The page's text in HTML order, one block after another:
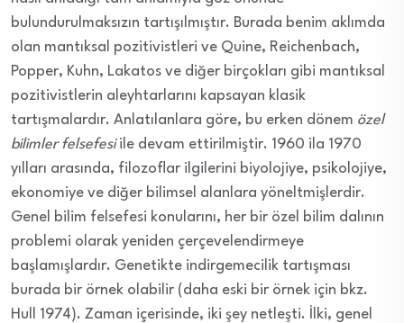
bulundurulmaksızın tartışılmıştır. Burada benim aklımda
olan mantıksal pozitivistleri ve Quine, Reichenbach,
Popper, Kuhn, Lakatos ve diğer birçokları gibi mantıksal
pozitivistlerin aleyhtarlarını kapsayan klasik
tartışmalardır. Anlatılanlara göre, bu erken dönem özel
bilimler felsefesiile devam ettirilmiştir. 1960 ila 1970
yılları arasında, filozoflar ilgilerini biyolojiye, psikolojiye,
ekonomiye ve diğer bilimsel alanlara yöneltmişlerdir.
Genel bilim felsefesi konularını, her bir özel bilim dalının
problemi olarak yeniden çerçevelendirmeye
başlamışlardır. Genetikte indirgemecilik tartışması
burada bir örnek olabilir (daha eski bir örnek için bkz.
Hull 1974). Zaman içerisinde, iki şey netleşti. İlki, genel